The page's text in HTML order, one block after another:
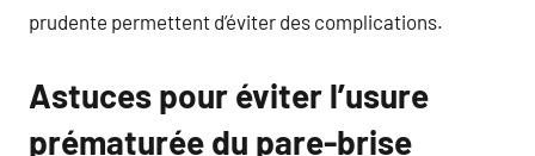
prudente permettent d’éviter des complications.
Astuces pour éviter l’usure
prématurée du pare-brise